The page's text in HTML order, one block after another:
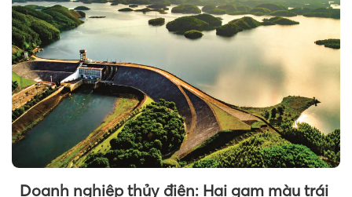
Doanh nghiệp thủy điện: Hai gam màu trái